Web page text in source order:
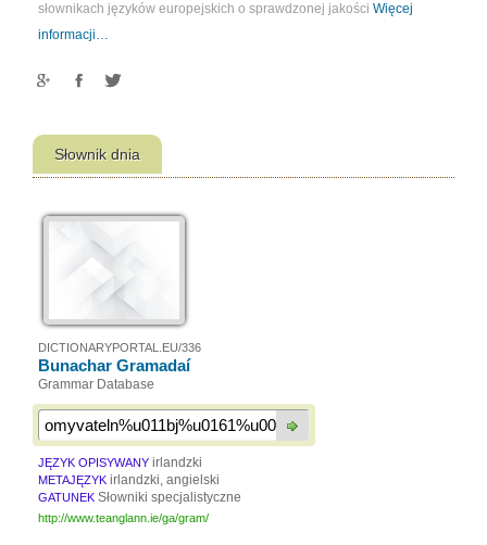
słownikach języków europejskich o sprawdzonej jakości Więcej
informacji…
Słownik dnia
DICTIONARYPORTAL.EU/336
Bunachar Gramadaí
Grammar Database
JĘZYK OPISYWANY irlandzki
METAJĘZYK irlandzki, angielski
GATUNEK Słowniki specjalistyczne
http://www.teanglann.ie/ga/gram/